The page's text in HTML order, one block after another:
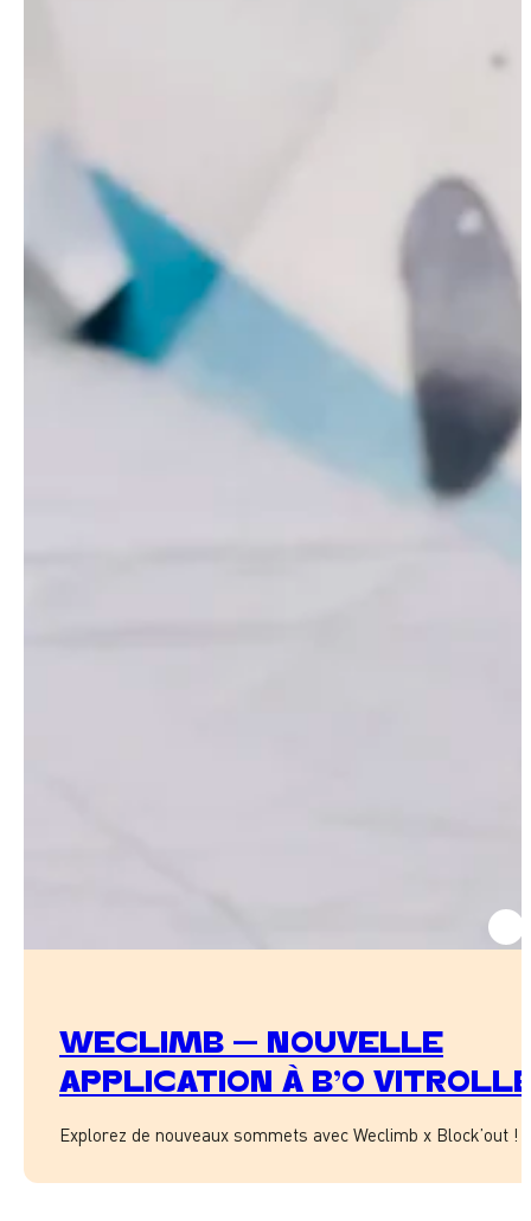
WECLIMB – NOUVELLE
APPLICATION À B’O
Explorez de nouveaux sommets avec Weclimb x Block’out !